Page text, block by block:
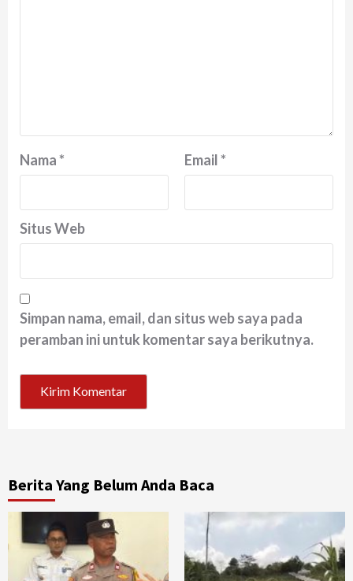
Nama* Email*
Situs Web
Simpan nama, email, dan situs web saya pada
peramban ini untuk komentar saya berikutnya.
Berita Yang Belum Anda Baca